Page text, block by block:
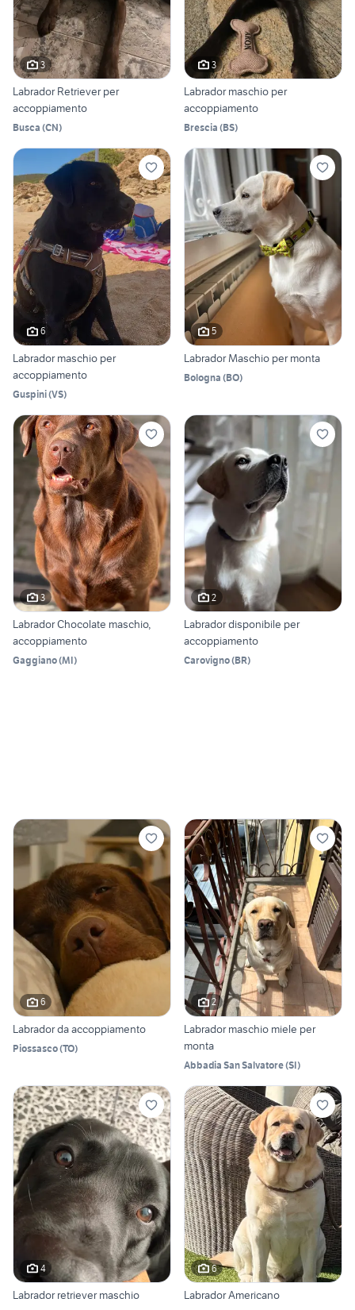
3
Labrador Retriever per
accoppiamento
Busca (CN)
3
Labrador maschio per
accoppiamento
Brescia (BS)
6
Labrador maschio per
accoppiamento
Guspini(VS)
5
Labrador Maschio per monta
Bologna (BO)
3
Labrador Chocolate maschio,
accoppiamento
Gaggiano(MI)
2
Labrador disponibile per
accoppiamento
Carovigno(BR)
6
Labrador da accoppiamento
Piossasco(TO)
2
Labrador maschio miele per
monta
Abbadia San Salvatore(SI)
4
Labrador retriever maschio
6
Labrador Americano